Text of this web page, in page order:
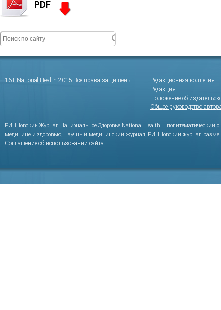
16+ National Health 2015 Все права защищены.
Редакционная коллегия
Редакция
Положение об
Общее руководство
РИНЦовский Журнал Национальное Здоровье National Health –
медицине и здоровью, научный медицинский журнал, РИНЦовский журнал
Соглашение об использовании сайта